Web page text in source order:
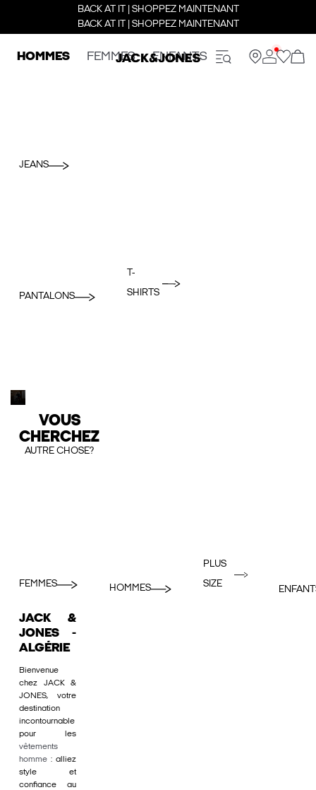
BACK AT IT | SHOPPEZ MAINTENANT
BACK AT IT | SHOPPEZ MAINTENANT
HOMMES FEMMES ENFANTS
JEANS
PANTALONS
T-
SHIRTS
VOUS
CHERCHEZ
AUTRE CHOSE?
FEMMES HOMMES
PLUS
SIZE
JACK &
JONES -
ALGÉRIE
Bienvenue
chez JACK &
JONES, votre
destination
incontournable
pour les
vêtements
homme : alliez
style et
confiance au